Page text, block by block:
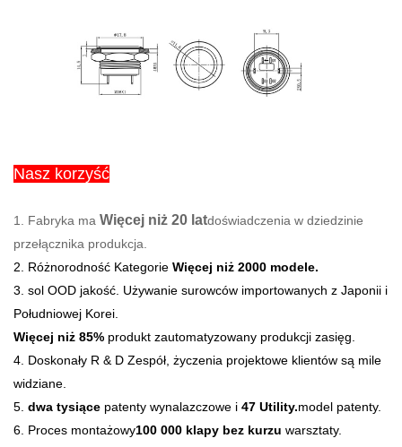
Nasz korzyść
1. Fabryka ma Więcej niż 20 latdoświadczenia w dziedzinie
przełącznika produkcja.
2. Różnorodność Kategorie Więcej niż 2000 modele.
3. sol OOD jakość. Używanie surowców importowanych z Japonii i
Południowej Korei.
Więcej niż 85% produkt zautomatyzowany produkcji zasięg.
4. Doskonały R & D Zespół, życzenia projektowe klientów są mile
widziane.
5. dwa tysiące patenty wynalazczowe i 47 Utility.model patenty.
6. Proces montażowy100 000 klapy bez kurzu warsztaty.